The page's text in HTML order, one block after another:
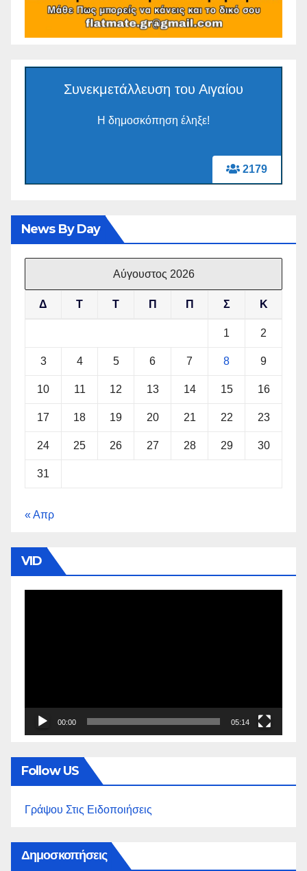
2179
Συνεκμετάλλευση του Αιγαίου
Η δημοσκόπηση έληξε!
News By Day
Αύγουστος 2026
Δ Τ Τ Π Π Σ Κ
1 2
3 4 5 6 7 8 9
10 11 12 13 14 15 16
17 18 19 20 21 22 23
24 25 26 27 28 29 30
31
« Απρ
VID
00:00 05:14
Follow US
Γράψου Στις Ειδοποιήσεις
Δημοσκοπήσεις